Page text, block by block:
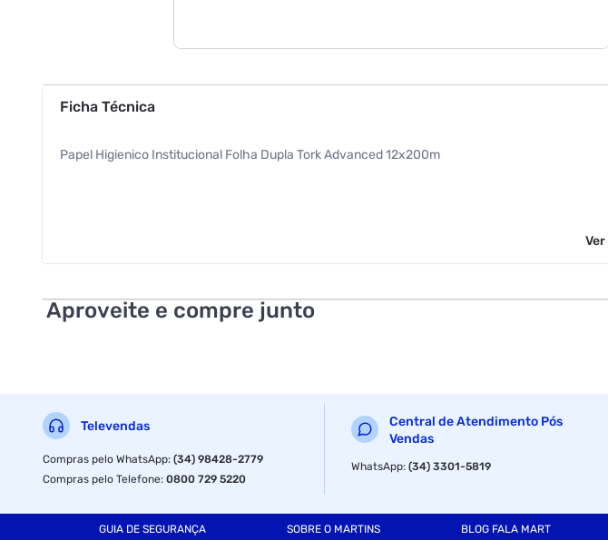
Ficha Técnica
Papel Higienico Institucional Folha Dupla Tork Advanced 12x200m
Ver
Aproveite e compre junto
Televendas
Compras pelo WhatsApp:(34) 98428-2779
Compras pelo Telefone:0800 729 5220
Central de Atendimento Pós
Vendas
WhatsApp:(34) 3301-5819
GUIA DE SEGURANÇA SOBRE O MARTINS BLOG FALA MART